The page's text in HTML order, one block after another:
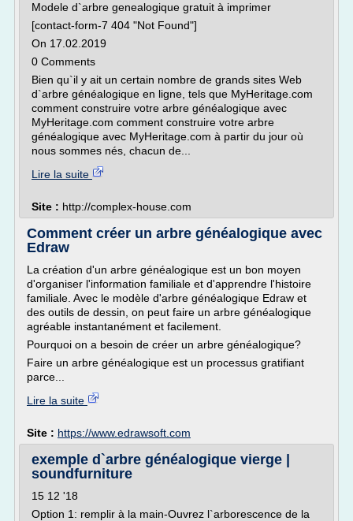
Modele d`arbre genealogique gratuit à imprimer
[contact-form-7 404 "Not Found"]
On 17.02.2019
0 Comments
Bien qu`il y ait un certain nombre de grands sites Web
d`arbre généalogique en ligne, tels que MyHeritage.com
comment construire votre arbre généalogique avec
MyHeritage.com comment construire votre arbre
généalogique avec MyHeritage.com à partir du jour où
nous sommes nés, chacun de...
Lire la suite
Site : http://complex-house.com
Comment créer un arbre généalogique avec
Edraw
La création d'un arbre généalogique est un bon moyen
d'organiser l'information familiale et d'apprendre l'histoire
familiale. Avec le modèle d'arbre généalogique Edraw et
des outils de dessin, on peut faire un arbre généalogique
agréable instantanément et facilement.
Pourquoi on a besoin de créer un arbre généalogique?
Faire un arbre généalogique est un processus gratifiant
parce...
Lire la suite
Site : https://www.edrawsoft.com
exemple d`arbre généalogique vierge |
soundfurniture
15 12 '18
Option 1: remplir à la main-Ouvrez l`arborescence de la